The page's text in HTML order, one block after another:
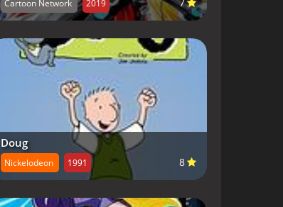
Cartoon Network 2019
Doug
Nickelodeon 1991 8